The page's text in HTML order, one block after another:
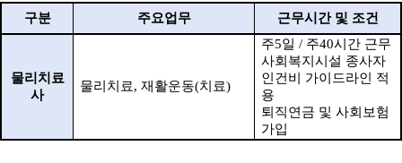
구분 주요업무 근무시간 및 조건
물리치료
사
물리치료, 재활운동(치료)
주5일 / 주40시간 근무
사회복지시설 종사자
인건비 가이드라인 적
용
퇴직연금 및 사회보험
가입